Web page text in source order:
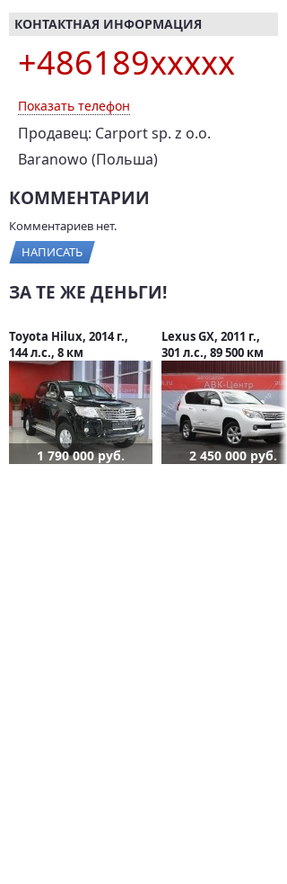
КОНТАКТНАЯ ИНФОРМАЦИЯ
+486189xxxxx
Показать телефон
Продавец: Carport sp. z o.o.
Baranowo (Польша)
КОММЕНТАРИИ
Комментариев нет.
НАПИСАТЬ
ЗА ТЕ ЖЕ ДЕНЬГИ!
Toyota Hilux, 2014 г.,
144 л.с., 8 км
1 790 000 руб.
Lexus GX, 2011 г.,
301 л.с., 89 500 км
2 450 000 руб.